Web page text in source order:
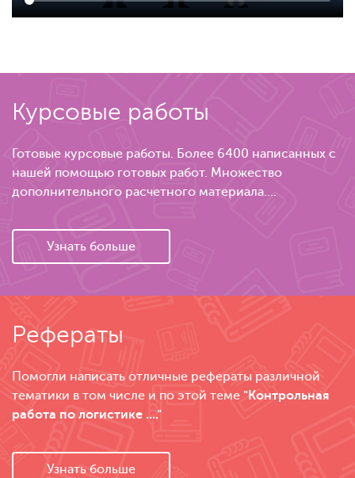
Курсовые работы
Готовые курсовые работы. Более 6400 написанных с
нашей помощью готовых работ. Множество
дополнительного расчетного материала....
Узнать больше
Рефераты
Помогли написать отличные рефераты различной
тематики в том числе и по этой теме "Контрольная
работа по логистике ...."
Узнать больше